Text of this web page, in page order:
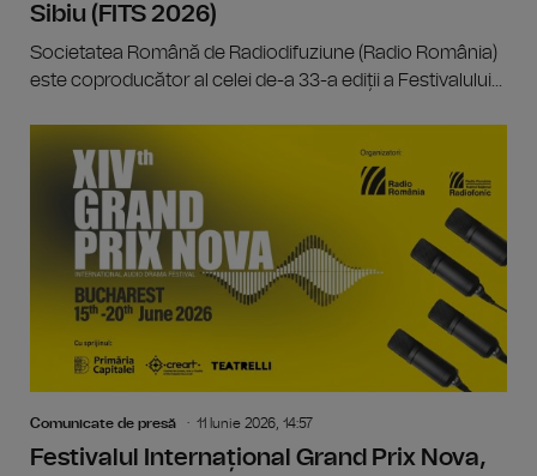
Sibiu (FITS 2026)
Societatea Română de Radiodifuziune (Radio România)
este coproducător al celei de-a 33-a ediții a Festivalului...
Comunicate de presă 11 Iunie 2026, 14:57
Festivalul Internațional Grand Prix Nova,